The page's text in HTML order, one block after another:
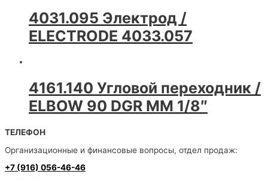
4031.095 Электрод /
ELECTRODE 4033.057
4161.140 Угловой переходник /
ELBOW 90 DGR MM 1/8″
ТЕЛЕФОН
Организационные и финансовые вопросы, отдел продаж:
+7 (916) 056-46-46